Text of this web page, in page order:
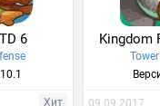
6
Хит
Kingdom
09.09.2017